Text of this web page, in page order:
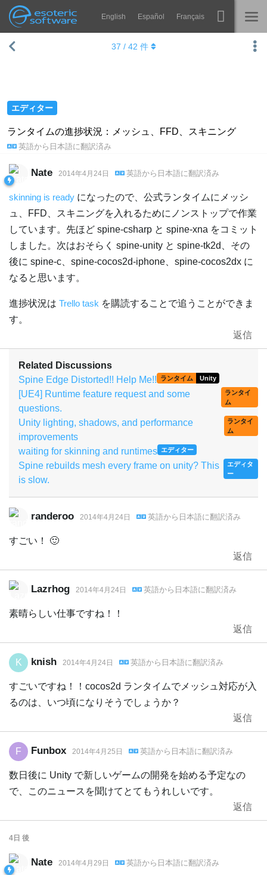
Esoteric Software
Navigation English Español Français
ホーム Spine
よくある質問
今すぐ試してみる
購入
エディター
ランタイムの進捗状況：メッシュ、FFD、スキニング
英語から 日本語に翻訳済み
37 / 42 件
Nate 2014年4月24日 英語から 日本語に翻訳済み
skinning is ready になったので、公式ランタイムにメッシ
ュ、FFD、スキニングを入れるためにノンストップで作業
しています。先ほど spine-csharp と spine-xna をコミット
しました。次はおそらく spine-unity と spine-tk2d、その
後に spine-c、spine-cocos2d-iphone、spine-cocos2dx に
なると思います。
進捗状況は Trello task を購読することで追うことができま
す。
返信
Related Discussions
Spine Edge Distorted!! Help Me!!
ランタイム Unity
[UE4] Runtime feature request and some
questions.
ランタイ
ム
Unity lighting, shadows, and performance
improvements
ランタイ
ム
waiting for skinning and runtimes エディター
Spine rebuilds mesh every frame on unity? This
is slow.
エディタ
ー
randeroo 2014年4月24日 英語から 日本語に翻訳済み
すごい！ 🙂
返信
Lazrhog 2014年4月24日 英語から 日本語に翻訳済み
素晴らしい仕事ですね！！
返信
K knish 2014年4月24日 英語から 日本語に翻訳済み
すごいですね！！cocos2d ランタイムでメッシュ対応が入
るのは、いつ頃になりそうでしょうか？
返信
F Funbox 2014年4月25日 英語から 日本語に翻訳済み
数日後に Unity で新しいゲームの開発を始める予定なの
で、このニュースを聞けてとてもうれしいです。
返信
4日 後
Nate 2014年4月29日 英語から 日本語に翻訳済み